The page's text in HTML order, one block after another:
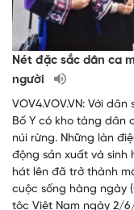
Nét đặc sắc dân ca
người
VOV4.VOV.VN: Với
Bố Y có kho tàng dân
núi rừng. Những làn
động sản xuất và sinh
hát lên đã trở thành
cuộc sống hàng ngày
tộc Việt Nam ngày 2/